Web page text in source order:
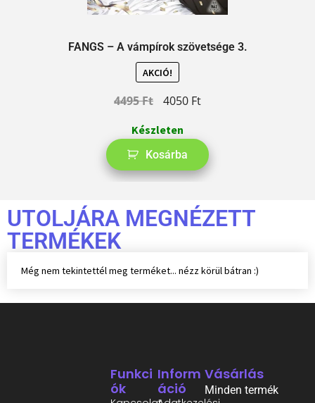
FANGS – A vámpírok szövetsége 3.
AKCIÓ!
4495Ft 4050 Ft
Készleten
Kosárba
UTOLJÁRA MEGNÉZETT
TERMÉKEK
Még nem tekintettél meg terméket... nézz körül bátran :)
Inform
Áció
Funkci
Ók
Vásárlás
Minden termék